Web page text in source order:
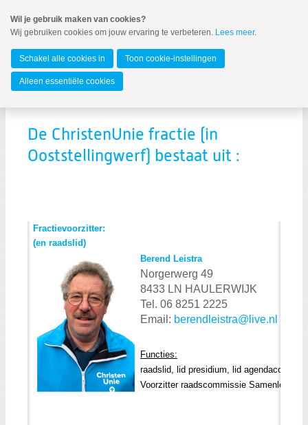
naar
Spring
de
inhoud
Spring
naar
De Stellingwerven
MENU
Fractie samenstelling
Zoeken
De ChristenUnie fractie (in
Ooststellingwerf) bestaat uit :
Fractievoorzitter:
(en raadslid)
Berend Leistra
Norgerwerg 49
8433 LN HAULERWIJK
Tel. 06 8251 2225
Email: berendleistra@live.nl
Functies:
raadslid, lid presidium, lid
Voorzitter raadscommissie Samenleving
Wil je gebruik maken van cookies?
Wij gebruiken cookies om jouw ervaring te verbeteren. Lees meer.
Schakel alle cookies in Toon cookie-instellingen
Alleen essentiële cookies